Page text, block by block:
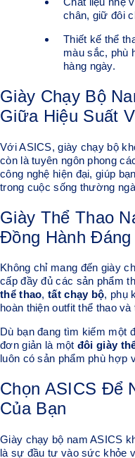
chân, giữ đôi
Thiết kế thể
màu sắc, phù
hàng ngày.
Giày Chạy Bộ
Giữa Hiệu Suất
Với ASICS, giày chạy bộ
còn là tuyên ngôn phong
công nghệ hiện đại, giúp
trong cuộc sống thường
Giày Thể Thao
Đồng Hành Đáng
Không chỉ mang đến giày
cấp đầy đủ các sản phẩm
thể thao,tất chạy bộ, phụ
hoàn thiện outfit thể thao
Dù bạn đang tìm kiếm một
đơn giản là một đôi giày
luôn có sản phẩm phù hợp
Chọn ASICS Để
Của Bạn
Giày chạy bộ nam ASICS
là sự đầu tư vào sức khỏe